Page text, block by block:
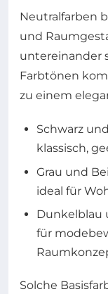
Neutralfarben
und
untereinander
Farbtönen
zu einem
Schwarz
klassisch,
Grau und
ideal für
Dunkelblau
für
Solche